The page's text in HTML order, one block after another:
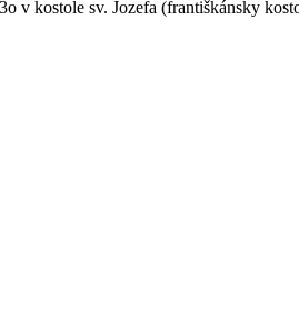
v kostole sv. Jozefa (františkánsky